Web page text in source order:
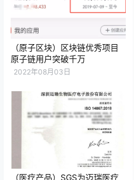
（原子区块）区块链优秀项目
原子链用户突破千万
2022年08月03日
（医疗产品）SGS为迈瑞医疗